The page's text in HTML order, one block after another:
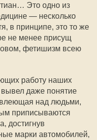
Это одно из
— несколько
в принципе, это то же
не менее присущ
фетишизм всею
работу наших
даже понятие
над людьми,
приписываются
достигнув
марки автомобилей,